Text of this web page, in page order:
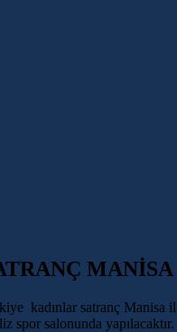
kadınlar satranç Manisa
spor salonunda yapılacaktır.